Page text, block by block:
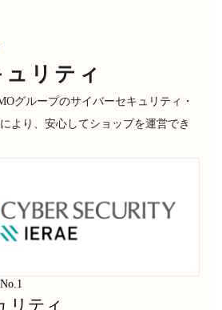
リティ
グループのサイバーセキュリティ・
より、安心してショップを運営でき
リティ